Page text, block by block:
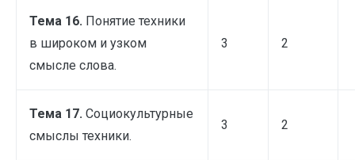
Тема 16. Понятие техники
в широком и узком
смысле слова.
3 2
Тема 17. Социокультурные
смыслы техники.
3 2